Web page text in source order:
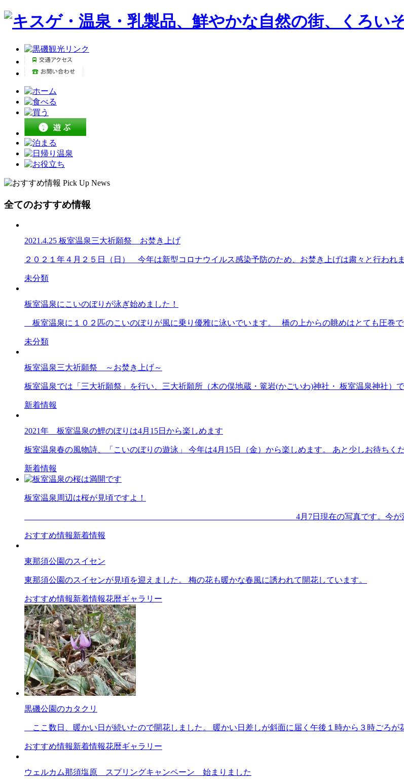
全てのおすすめ情報
2021.4.25 板室温泉三大祈願祭 お焚き上げ
２０２１年４月２５日（日） 今年は新型コロナウイルス感染予防のため、お焚き上げは粛々と行わ
未分類
板室温泉にこいのぼりが泳ぎ始めました！
板室温泉に１０２匹のこいのぼりが風に乗り優雅に泳いでいます。 橋の上からの眺めはとても圧巻
未分類
板室温泉三大祈願祭 ～お焚き上げ～
板室温泉では「三大祈願祭」を行い、三大祈願所（木の俣地蔵・篭岩(かごいわ)神社・ 板室温泉神社
新着情報
2021年 板室温泉の鯉のぼりは4月15日から楽しめます
板室温泉春の風物詩、「こいのぼりの遊泳」 今年は4月15日（金）から楽しめます。 あと少しお待ちく
新着情報
板室温泉周辺は桜が見頃ですよ！
4月7日現在の写真です。今が満開で
おすすめ情報新着情報
東那須公園のスイセン
東那須公園のスイセンが見頃を迎えました。 梅の花も暖かな春風に誘われて開花しています。
おすすめ情報新着情報花暦ギャラリー
黒磯公園のカタクリ
ここ数日、暖かい日が続いたので開花しました。 暖かい日差しが斜面に届く午後１時から３時ごろ
おすすめ情報新着情報花暦ギャラリー
ウェルカム那須塩原 スプリングキャンペーン 始まりました